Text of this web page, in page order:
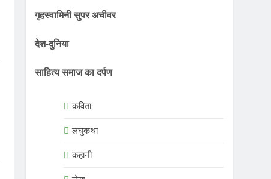
गृहस्वामिनी सुपर अचीवर
देश-दुनिया
साहित्य समाज का दर्पण
कविता
लघुकथा
कहानी